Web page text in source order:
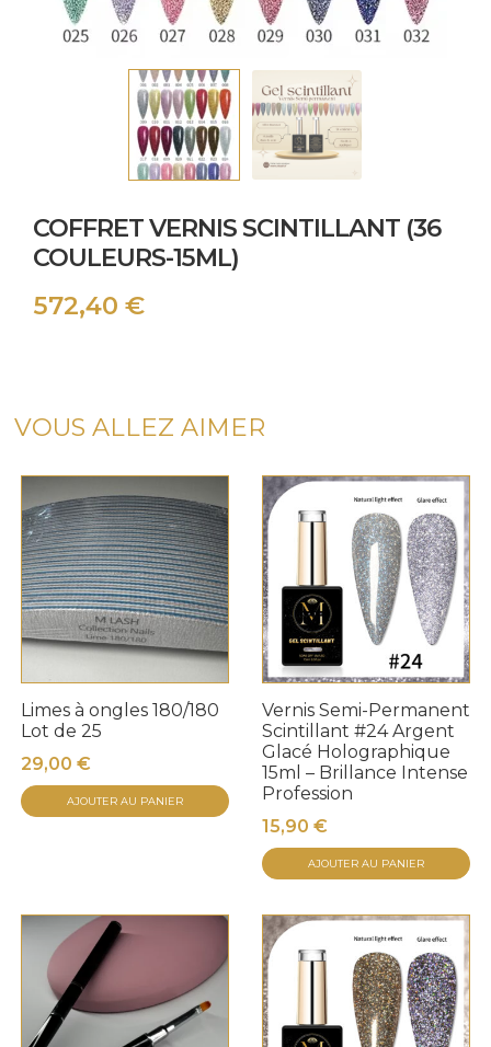
COFFRET VERNIS SCINTILLANT (36
COULEURS-15ML)
572,40 €
VOUS ALLEZ AIMER
Limes à ongles 180/180
Lot de 25
29,00 €
AJOUTER AU PANIER
Vernis Semi-Permanent
Scintillant #24 Argent
Glacé Holographique
15ml – Brillance Intense
Profession
15,90 €
AJOUTER AU PANIER